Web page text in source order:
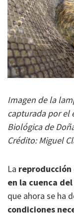
Imagen de la
capturada por el
Biológica de
Crédito: Miguel
La
en la cuenca
que ahora se ha
condiciones